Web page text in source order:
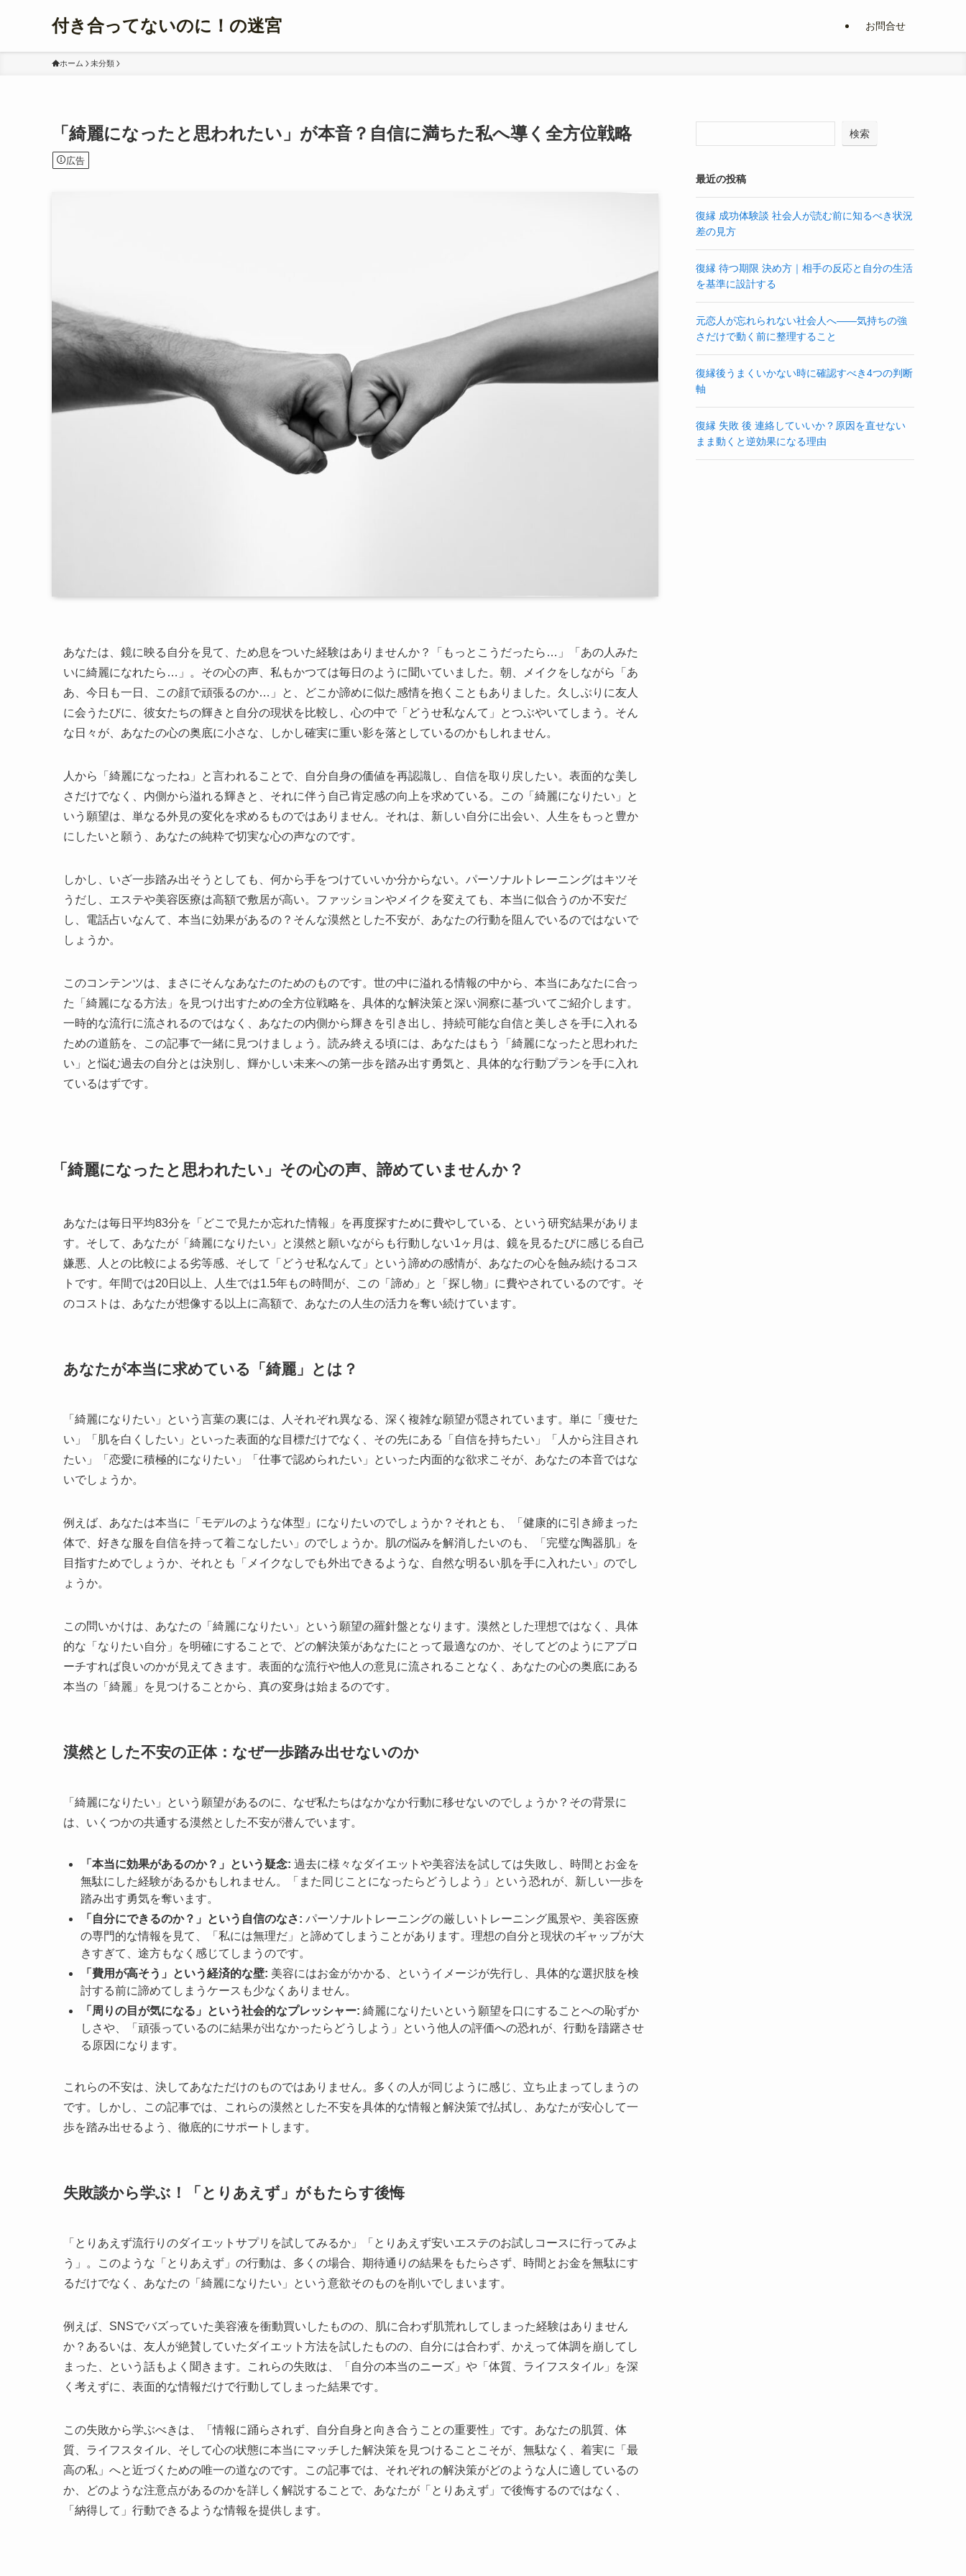
付き合ってないのに！の迷宮 お問合せ
ホーム 未分類
「綺麗になったと思われたい」が本音？自信に満ちた私へ導く全方位戦略
広告
あなたは、鏡に映る自分を見て、ため息をついた経験はありませんか？「もっとこうだったら…」「あの人みた
いに綺麗になれたら…」。その心の声、私もかつては毎日のように聞いていました。朝、メイクをしながら「あ
あ、今日も一日、この顔で頑張るのか…」と、どこか諦めに似た感情を抱くこともありました。久しぶりに友人
に会うたびに、彼女たちの輝きと自分の現状を比較し、心の中で「どうせ私なんて」とつぶやいてしまう。そん
な日々が、あなたの心の奥底に小さな、しかし確実に重い影を落としているのかもしれません。
人から「綺麗になったね」と言われることで、自分自身の価値を再認識し、自信を取り戻したい。表面的な美し
さだけでなく、内側から溢れる輝きと、それに伴う自己肯定感の向上を求めている。この「綺麗になりたい」と
いう願望は、単なる外見の変化を求めるものではありません。それは、新しい自分に出会い、人生をもっと豊か
にしたいと願う、あなたの純粋で切実な心の声なのです。
しかし、いざ一歩踏み出そうとしても、何から手をつけていいか分からない。パーソナルトレーニングはキツそ
うだし、エステや美容医療は高額で敷居が高い。ファッションやメイクを変えても、本当に似合うのか不安だ
し、電話占いなんて、本当に効果があるの？そんな漠然とした不安が、あなたの行動を阻んでいるのではないで
しょうか。
このコンテンツは、まさにそんなあなたのためのものです。世の中に溢れる情報の中から、本当にあなたに合っ
た「綺麗になる方法」を見つけ出すための全方位戦略を、具体的な解決策と深い洞察に基づいてご紹介します。
一時的な流行に流されるのではなく、あなたの内側から輝きを引き出し、持続可能な自信と美しさを手に入れる
ための道筋を、この記事で一緒に見つけましょう。読み終える頃には、あなたはもう「綺麗になったと思われた
い」と悩む過去の自分とは決別し、輝かしい未来への第一歩を踏み出す勇気と、具体的な行動プランを手に入れ
ているはずです。
「綺麗になったと思われたい」その心の声、諦めていませんか？
あなたは毎日平均83分を「どこで見たか忘れた情報」を再度探すために費やしている、という研究結果がありま
す。そして、あなたが「綺麗になりたい」と漠然と願いながらも行動しない1ヶ月は、鏡を見るたびに感じる自己
嫌悪、人との比較による劣等感、そして「どうせ私なんて」という諦めの感情が、あなたの心を蝕み続けるコス
トです。年間では20日以上、人生では1.5年もの時間が、この「諦め」と「探し物」に費やされているのです。そ
のコストは、あなたが想像する以上に高額で、あなたの人生の活力を奪い続けています。
あなたが本当に求めている「綺麗」とは？
「綺麗になりたい」という言葉の裏には、人それぞれ異なる、深く複雑な願望が隠されています。単に「痩せた
い」「肌を白くしたい」といった表面的な目標だけでなく、その先にある「自信を持ちたい」「人から注目され
たい」「恋愛に積極的になりたい」「仕事で認められたい」といった内面的な欲求こそが、あなたの本音ではな
いでしょうか。
例えば、あなたは本当に「モデルのような体型」になりたいのでしょうか？それとも、「健康的に引き締まった
体で、好きな服を自信を持って着こなしたい」のでしょうか。肌の悩みを解消したいのも、「完璧な陶器肌」を
目指すためでしょうか、それとも「メイクなしでも外出できるような、自然な明るい肌を手に入れたい」のでし
ょうか。
この問いかけは、あなたの「綺麗になりたい」という願望の羅針盤となります。漠然とした理想ではなく、具体
的な「なりたい自分」を明確にすることで、どの解決策があなたにとって最適なのか、そしてどのようにアプロ
ーチすれば良いのかが見えてきます。表面的な流行や他人の意見に流されることなく、あなたの心の奥底にある
本当の「綺麗」を見つけることから、真の変身は始まるのです。
漠然とした不安の正体：なぜ一歩踏み出せないのか
「綺麗になりたい」という願望があるのに、なぜ私たちはなかなか行動に移せないのでしょうか？その背景に
は、いくつかの共通する漠然とした不安が潜んでいます。
「本当に効果があるのか？」という疑念: 過去に様々なダイエットや美容法を試しては失敗し、時間とお金を
無駄にした経験があるかもしれません。「また同じことになったらどうしよう」という恐れが、新しい一歩を
踏み出す勇気を奪います。
「自分にできるのか？」という自信のなさ: パーソナルトレーニングの厳しいトレーニング風景や、美容医療
の専門的な情報を見て、「私には無理だ」と諦めてしまうことがあります。理想の自分と現状のギャップが大
きすぎて、途方もなく感じてしまうのです。
「費用が高そう」という経済的な壁: 美容にはお金がかかる、というイメージが先行し、具体的な選択肢を検
討する前に諦めてしまうケースも少なくありません。
「周りの目が気になる」という社会的なプレッシャー: 綺麗になりたいという願望を口にすることへの恥ずか
しさや、「頑張っているのに結果が出なかったらどうしよう」という他人の評価への恐れが、行動を躊躇させ
る原因になります。
これらの不安は、決してあなただけのものではありません。多くの人が同じように感じ、立ち止まってしまうの
です。しかし、この記事では、これらの漠然とした不安を具体的な情報と解決策で払拭し、あなたが安心して一
歩を踏み出せるよう、徹底的にサポートします。
失敗談から学ぶ！「とりあえず」がもたらす後悔
「とりあえず流行りのダイエットサプリを試してみるか」「とりあえず安いエステのお試しコースに行ってみよ
う」。このような「とりあえず」の行動は、多くの場合、期待通りの結果をもたらさず、時間とお金を無駄にす
るだけでなく、あなたの「綺麗になりたい」という意欲そのものを削いでしまいます。
例えば、SNSでバズっていた美容液を衝動買いしたものの、肌に合わず肌荒れしてしまった経験はありません
か？あるいは、友人が絶賛していたダイエット方法を試したものの、自分には合わず、かえって体調を崩してし
まった、という話もよく聞きます。これらの失敗は、「自分の本当のニーズ」や「体質、ライフスタイル」を深
く考えずに、表面的な情報だけで行動してしまった結果です。
この失敗から学ぶべきは、「情報に踊らされず、自分自身と向き合うことの重要性」です。あなたの肌質、体
質、ライフスタイル、そして心の状態に本当にマッチした解決策を見つけることこそが、無駄なく、着実に「最
高の私」へと近づくための唯一の道なのです。この記事では、それぞれの解決策がどのような人に適しているの
か、どのような注意点があるのかを詳しく解説することで、あなたが「とりあえず」で後悔するのではなく、
「納得して」行動できるような情報を提供します。
検索
最近の投稿
復縁 成功体験談 社会人が読む前に知るべき状況
差の見方
復縁 待つ期限 決め方｜相手の反応と自分の生活
を基準に設計する
元恋人が忘れられない社会人へ――気持ちの強
さだけで動く前に整理すること
復縁後うまくいかない時に確認すべき4つの判断
軸
復縁 失敗 後 連絡していいか？原因を直せない
まま動くと逆効果になる理由